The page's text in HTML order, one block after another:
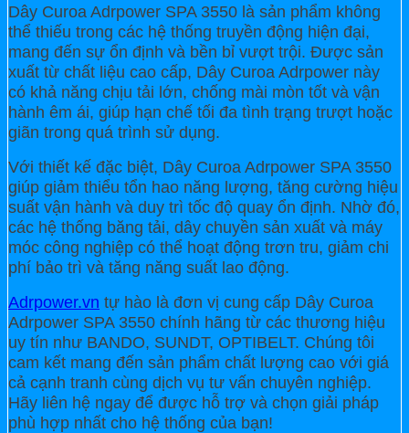
Dây Curoa Adrpower SPA 3550 là sản phẩm không
thể thiếu trong các hệ thống truyền động hiện đại,
mang đến sự ổn định và bền bỉ vượt trội. Được sản
xuất từ chất liệu cao cấp, Dây Curoa Adrpower này
có khả năng chịu tải lớn, chống mài mòn tốt và vận
hành êm ái, giúp hạn chế tối đa tình trạng trượt hoặc
giãn trong quá trình sử dụng.
Với thiết kế đặc biệt, Dây Curoa Adrpower SPA 3550
giúp giảm thiểu tổn hao năng lượng, tăng cường hiệu
suất vận hành và duy trì tốc độ quay ổn định. Nhờ đó,
các hệ thống băng tải, dây chuyền sản xuất và máy
móc công nghiệp có thể hoạt động trơn tru, giảm chi
phí bảo trì và tăng năng suất lao động.
Adrpower.vn tự hào là đơn vị cung cấp Dây Curoa
Adrpower SPA 3550 chính hãng từ các thương hiệu
uy tín như BANDO, SUNDT, OPTIBELT. Chúng tôi
cam kết mang đến sản phẩm chất lượng cao với giá
cả cạnh tranh cùng dịch vụ tư vấn chuyên nghiệp.
Hãy liên hệ ngay để được hỗ trợ và chọn giải pháp
phù hợp nhất cho hệ thống của bạn!